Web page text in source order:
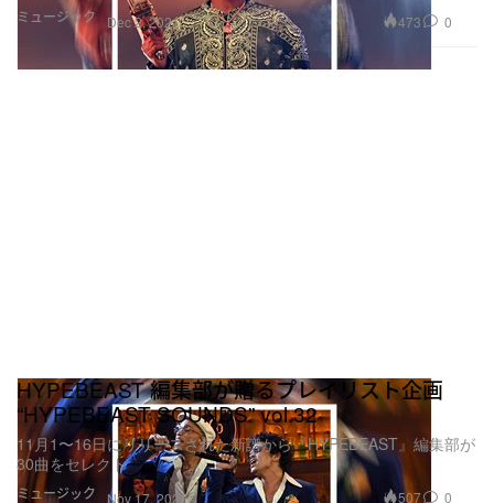
ミュージック Dec 2, 2021 473 0
ミュージック
HYPEBEAST 編集部が贈るプレイリスト企画
“HYPEBEAST SOUNDS” vol.32
11月1〜16日にリリースされた新譜から『HYPEBEAST』編集部が
30曲をセレクト
Nov 17, 2021 507 0